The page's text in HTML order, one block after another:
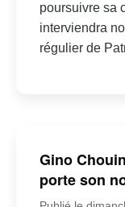
poursuivre sa
interviendra
régulier de
Gino
porte son